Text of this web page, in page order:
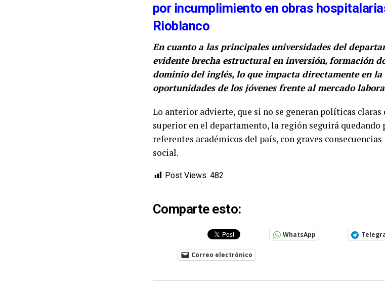
por incumplimiento en obras
Rioblanco
En cuanto a las principales universidades del
evidente brecha estructural en inversión, formación
dominio del inglés, lo que impacta directamente en
oportunidades de los jóvenes frente al mercado
Lo anterior advierte, que si no se generan políticas
superior en el departamento, la región seguirá
referentes académicos del país, con graves
social.
Post Views: 482
Comparte esto:
WhatsApp
Correo electrónico